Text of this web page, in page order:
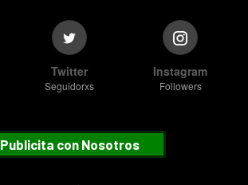
Twitter
Seguidorxs
Instagram
Followers
Publicita con Nosotros